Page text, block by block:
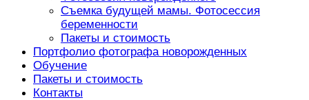
Съемка будущей мамы. Фотосессия
беременности
Пакеты и стоимость
Портфолио фотографа новорожденных
Обучение
Пакеты и стоимость
Контакты